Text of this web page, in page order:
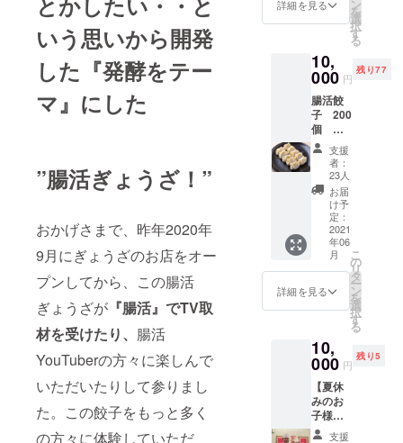
いう思いから開発
した『発酵をテー
マ』にした
”腸活ぎょうざ！”
おかげさまで、昨年2020年
9月にぎょうざのお店をオー
プンしてから、この腸活
ぎょうざが 『腸活』でTV取
材を受けたり、 腸活
YouTuberの方々に楽しんで
いただいたりして参りまし
た。この餃子をもっと多く
の方々に体験していただ
美酢
コール
どちら
杯分
（東
京、荻
窪店の
み利用
可能）
・有効
期限：
2021年
6月〜
2021年
12月
祝を除
く） ・
法：
メール
でお送
りしま
す。ご
来店時
に画面
法：
メール
りしま
す。ご
来店時
に画面
を確認
致しま
す。
くださ
いぎょ
うざの
焼き方
レシピ
とその
動画リ
ンク付
き。 冷
凍発送
いたし
ます。
2021年
6月より
順次発
送いた
しま
す。 発
いまし
たらお
わせく
ださ
い。
詳細を見る ン
を
選
択
す
る
10,
000 円
残り77
腸活餃
子 200
個
ファミ
リー
セット
クール
宅急便
冷凍送
料込み
1個30g
のボ
リュー
ムをお
楽しみ
味しい
ぎょう
ざの焼
き方レ
シピと
その動
画リン
支援
者：
23人
お届
け予
定：
2021
年06
月
詳細を見る
こ
の
リ
タ
ー
ン
を
選
択
す
る
10,
000 円
残り5
【夏休
みのお
子様の
自由研
支援